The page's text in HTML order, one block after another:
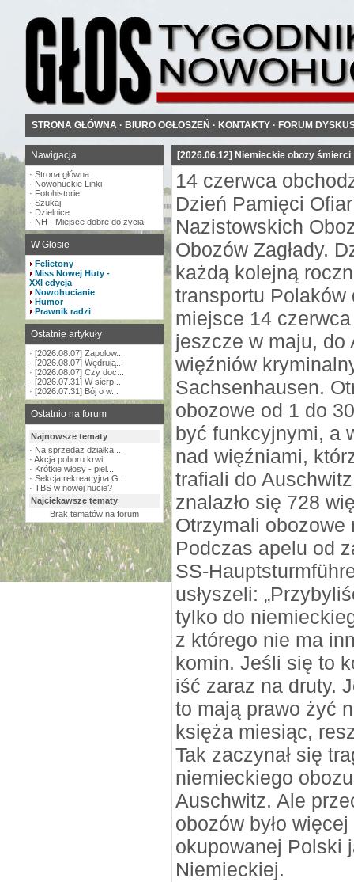
STRONA GŁÓWNA · BIURO OGŁOSZEŃ · KONTAKTY · FORUM
Nawigacja
· Strona główna
· Nowohuckie Linki
· Fotohistorie
· Szukaj
· Dzielnice
· NH - Miejsce dobre do życia
W Głosie
Felietony
Miss Nowej Huty -
XXI edycja
Nowohucianie
Humor
Prawnik radzi
Ostatnie artykuły
· [2026.08.07] Zapolow...
· [2026.08.07] Wędrują...
· [2026.08.07] Czy doc...
· [2026.07.31] W sierp...
· [2026.07.31] Bój o w...
Ostatnio na forum
Najnowsze tematy
· Na sprzedaż działka ...
· Akcja poboru krwi
· Krótkie włosy - piel...
· Sekcja rekreacyjna G...
· TBS w nowej hucie?
Najciekawsze tematy
Brak tematów na forum
[2026.06.12] Niemieckie obozy śmierci
14 czerwca
Dzień Pamięci
Nazistowskich
Obozów Zagłady.
każdą kolejną
transportu Polaków
miejsce 14
jeszcze w maju, do
więźniów
Sachsenhausen.
obozowe od 1 do
być funkcyjnymi, a
nad więźniami,
trafiali do
znalazło się 728
Otrzymali obozowe
Podczas apelu od
SS-
usłyszeli:
tylko do
z którego nie ma
komin. Jeśli się to
iść zaraz na druty.
to mają prawo żyć
księża miesiąc,
Tak zaczynał się
niemieckiego
Auschwitz. Ale
obozów było
okupowanej Polski
Niemieckiej.